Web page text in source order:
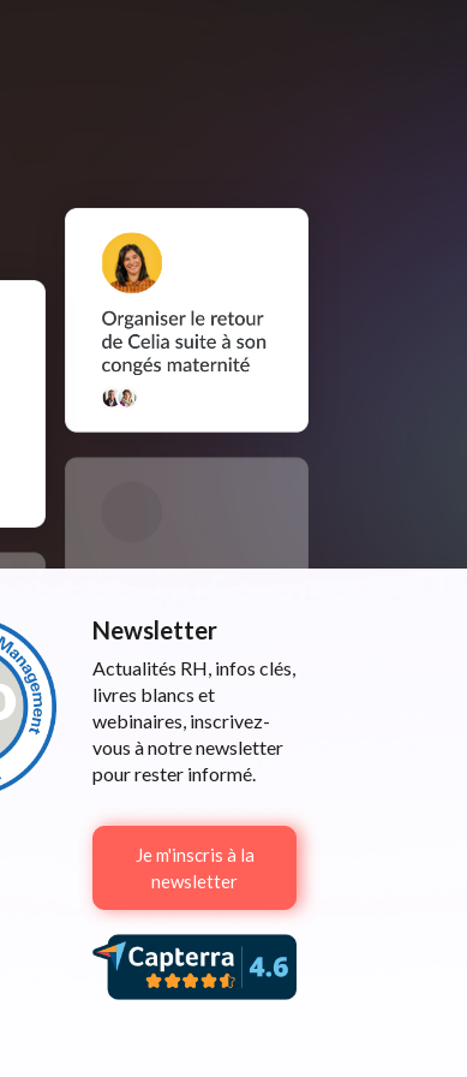
Newsletter
Actualités RH, infos clés,
livres blancs et
webinaires, inscrivez-
vous à notre newsletter
pour rester informé.
Je m'inscris à la
newsletter